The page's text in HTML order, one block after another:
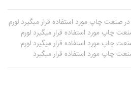
صنعت چاپ مورد استفاده قرار میگیرد لورم
چاپ مورد استفاده قرار میگیرد لورم
چاپ مورد استفاده قرار میگیرد لورم
چاپ مورد استفاده قرار میگیرد